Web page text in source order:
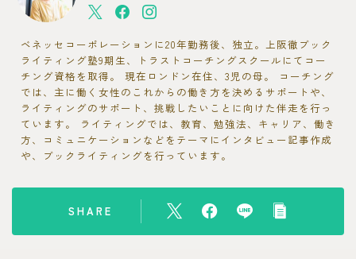
ベネッセコーポレーションに20年勤務後、独立。上阪徹ブック
ライティング塾9期生、トラストコーチングスクールにてコー
チング資格を取得。 現在ロンドン在住、3児の母。 コーチング
では、主に働く女性のこれからの働き方を決めるサポートや、
ライティングのサポート、挑戦したいことに向けた伴走を行っ
ています。 ライティングでは、教育、勉強法、キャリア、働き
方、コミュニケーションなどをテーマにインタビュー記事作成
や、ブックライティングを行っています。
SHARE